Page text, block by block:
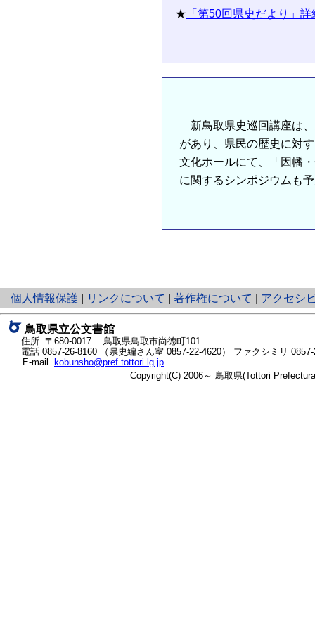
★ 「第50回県史だより」
新鳥取県史巡回講座は
があり、県民の歴史に対
文化ホールにて、「因幡
に関するシンポジウムも
個人情報保護
と
り
ネ
ッ
ト
へ
リンクについて 著作権について アクセシ
鳥取県立公文書館
住所 〒680-0017
鳥取県鳥取市尚徳町101
電話 0857-26-8160 （県史編さん室 0857-22-4620） ファクシミリ
E-mail
kobunsho@pref.tottori.lg.jp
Copyright(C) 2006～ 鳥取県(Tottori